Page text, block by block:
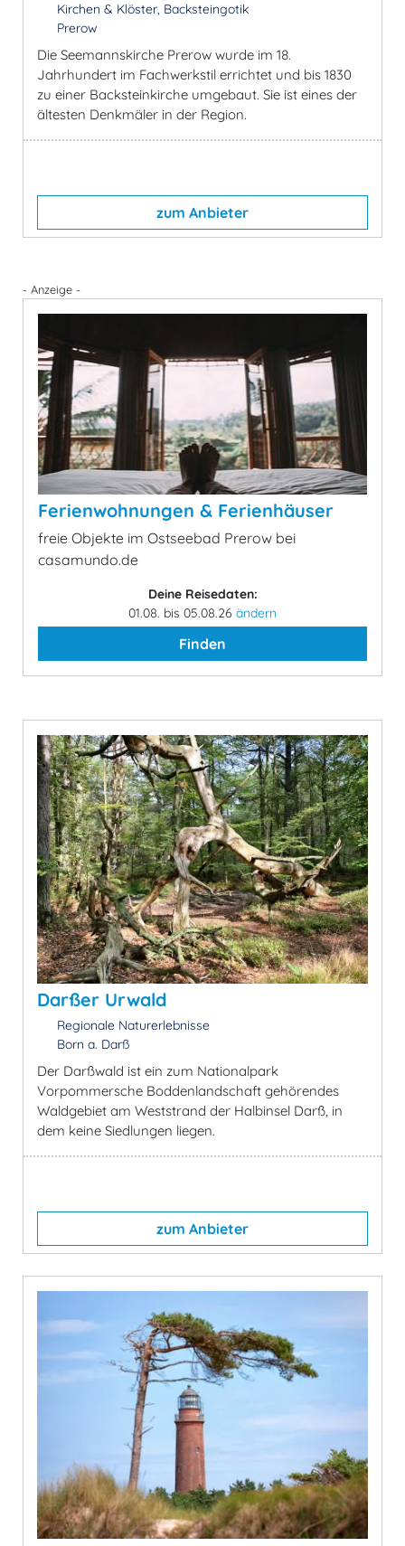
Kirchen & Klöster, Backsteingotik
Prerow
Die Seemannskirche Prerow wurde im 18.
Jahrhundert im Fachwerkstil errichtet und bis 1830
zu einer Backsteinkirche umgebaut. Sie ist eines der
ältesten Denkmäler in der Region.
zum Anbieter
- Anzeige -
Ferienwohnungen & Ferienhäuser
freie Objekte im Ostseebad Prerow bei
casamundo.de
Deine Reisedaten:
01.08. bis 05.08.26 ändern
Finden
Darßer Urwald
Regionale Naturerlebnisse
Born a. Darß
Der Darßwald ist ein zum Nationalpark
Vorpommersche Boddenlandschaft gehörendes
Waldgebiet am Weststrand der Halbinsel Darß, in
dem keine Siedlungen liegen.
zum Anbieter